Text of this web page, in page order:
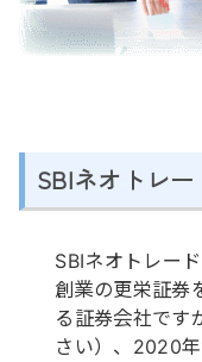
SBIネオトレ
SBIネオトレー
創業の更栄証券
る証券会社です
さい）、2020